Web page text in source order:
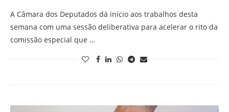
A Câmara dos Deputados dá início aos trabalhos desta
semana com uma sessão deliberativa para acelerar o rito da
comissão especial que …